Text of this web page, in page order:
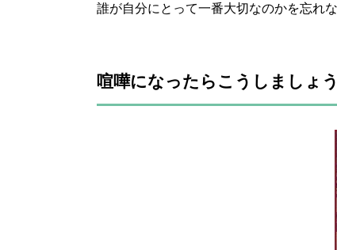
誰が自分にとって一番大切なのかを忘れ
喧嘩になったらこうしましょ